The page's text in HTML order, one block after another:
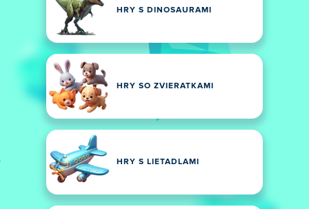
HRY S DINOSAURAMI
HRY SO ZVIERATKAMI
HRY S LIETADLAMI